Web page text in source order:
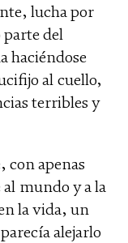
lucha por
parte del
haciéndose
al cuello,
terribles y
con apenas
mundo y a la
la vida, un
alejarlo